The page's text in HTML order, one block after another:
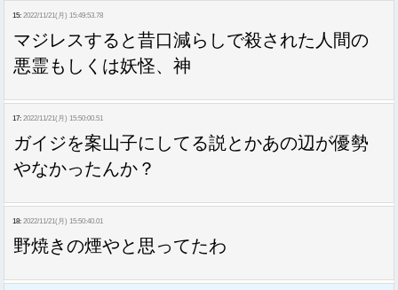
15: 2022/11/21(月) 15:49:53.78
マジレスすると昔口減らしで殺された人間の
悪霊もしくは妖怪、神
17: 2022/11/21(月) 15:50:00.51
ガイジを案山子にしてる説とかあの辺が優勢
やなかったんか？
18: 2022/11/21(月) 15:50:40.01
野焼きの煙やと思ってたわ